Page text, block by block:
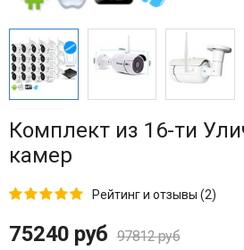
Комплект из 16-ти
камер
Рейтинг и отзывы (2)
75240 руб 97812 руб